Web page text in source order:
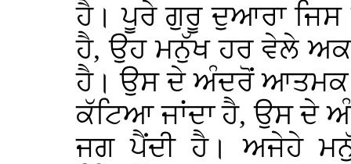
ਹੈ। ਪੂਰੇ ਗੁਰੂ ਦੁਆਰਾ ਜਿਸ
ਹੈ, ਉਹ ਮਨੁੱਖ ਹਰ ਵੇਲੇ
ਹੈ। ਉਸ ਦੇ ਅੰਦਰੋਂ ਆਤਮਕ
ਕੱਟਿਆ ਜਾਂਦਾ ਹੈ, ਉਸ ਦੇ
ਜਗ ਪੈਂਦੀ ਹੈ। ਅਜੇਹੇ